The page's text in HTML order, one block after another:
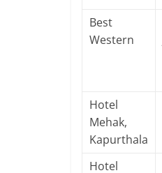
Best
Western
Hotel
Mehak,
Kapurthala
Hotel